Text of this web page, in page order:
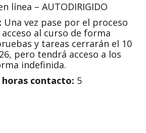
línea – AUTODIRIGIDO
Una vez pase por el proceso
al curso de forma
y tareas cerrarán el 10
pero tendrá acceso a los
indefinida.
horas contacto: 5